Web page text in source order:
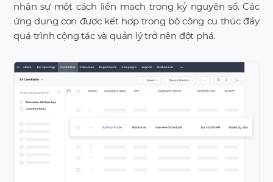
nhân sự một cách liền mạch trong kỷ nguyên số. Các
ứng dụng con được kết hợp trong bộ công cụ thúc đẩy
quá trình cộng tác và quản lý trở nên đột phá.